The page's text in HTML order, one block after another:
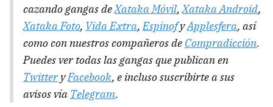
cazando gangas deXataka Móvil,Xataka Android,
Xataka Foto, Vida Extra,EspinofyApplesfera, así
como con nuestros compañeros de Compradicción.
Puedes ver todas las gangas que publican en
TwitteryFacebook, e incluso suscribirte a sus
avisos vía Telegram.